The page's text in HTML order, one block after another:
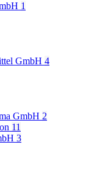
1
GmbH 4
GmbH 2
11
3